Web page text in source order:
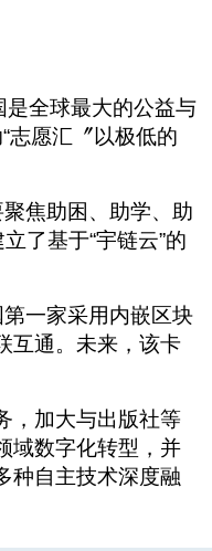
是全球最大的公益与
志愿汇〞以极低的
焦助困、助学、助
了基于“宇链云”的
一家采用内嵌区块
互通。未来，该卡
，加大与出版社等
域数字化转型，并
种自主技术深度融